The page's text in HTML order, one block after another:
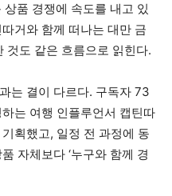
상품 경쟁에 속도를 내고 있
거와 함께 떠나는 대만 금
것도 같은 흐름으로 읽힌다.
는 결이 다르다. 구독자 73
는 여행 인플루언서 캡틴따
획했고, 일정 전 과정에 동
자체보다 ‘누구와 함께 경